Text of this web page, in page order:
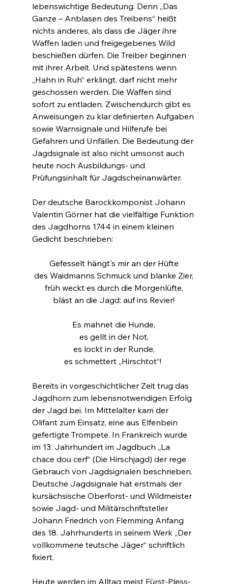
lebenswichtige Bedeutung. Denn „Das
Ganze – Anblasen des Treibens“ heißt
nichts anderes, als dass die Jäger ihre
Waffen laden und freigegebenes Wild
beschießen dürfen. Die Treiber beginnen
mit ihrer Arbeit. Und spätestens wenn
„Hahn in Ruh“ erklingt, darf nicht mehr
geschossen werden. Die Waffen sind
sofort zu entladen. Zwischendurch gibt es
Anweisungen zu klar definierten Aufgaben
sowie Warnsignale und Hilferufe bei
Gefahren und Unfällen. Die Bedeutung der
Jagdsignale ist also nicht umsonst auch
heute noch Ausbildungs- und
Prüfungsinhalt für Jagdscheinanwärter.
Der deutsche Barockkomponist Johann
Valentin Görner hat die vielfältige Funktion
des Jagdhorns 1744 in einem kleinen
Gedicht beschrieben:
Gefesselt hängt's mir an der Hüfte
des Waidmanns Schmuck und blanke Zier,
früh weckt es durch die Morgenlüfte,
bläst an die Jagd: auf ins Revier!
Es mahnet die Hunde,
es gellt in der Not,
es lockt in der Runde,
es schmettert „Hirschtot“!
Bereits in vorgeschichtlicher Zeit trug das
Jagdhorn zum lebensnotwendigen Erfolg
der Jagd bei. Im Mittelalter kam der
Olifant zum Einsatz, eine aus Elfenbein
gefertigte Trompete. In Frankreich wurde
im 13. Jahrhundert im Jagdbuch „La
chace dou cerf“ (Die Hirschjagd) der rege
Gebrauch von Jagdsignalen beschrieben.
Deutsche Jagdsignale hat erstmals der
kursächsische Oberforst- und Wildmeister
sowie Jagd- und Militärschriftsteller
Johann Friedrich von Flemming Anfang
des 18. Jahrhunderts in seinem Werk „Der
vollkommene teutsche Jäger“ schriftlich
fixiert.
Heute werden im Alltag meist Fürst-Pless-